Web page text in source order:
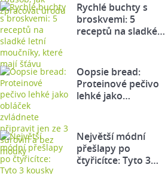
Rychlé buchty s
broskvemi: 5
receptů na sladké…
Oopsie bread:
Proteinové pečivo
lehké jako…
Největší módní
přešlapy po
čtyřicítce: Tyto 3…